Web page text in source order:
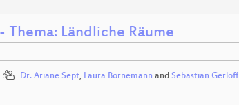
Ländliche Räume
Dr. Ariane Sept, Laura Bornemann and Sebastian Gerloff